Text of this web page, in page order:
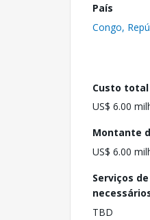
País
Congo,
Custo
US$ 6.00
Montante
US$ 6.00
Serviços
TBD